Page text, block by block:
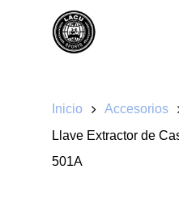
Inicio Accesorios
Llave Extractor de
501A